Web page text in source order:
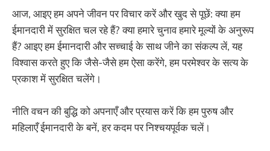
आज, आइए हम अपने जीवन पर विचार करें और खुद से पूछें: क्या हम
ईमानदारी में सुरक्षित चल रहे हैं? क्या हमारे चुनाव हमारे मूल्यों के अनुरूप
हैं? आइए हम ईमानदारी और सच्चाई के साथ जीने का संकल्प लें, यह
विश्वास करते हुए कि जैसे-जैसे हम ऐसा करेंगे, हम परमेश्वर के सत्य के
प्रकाश में सुरक्षित चलेंगे।
नीति वचन की बुद्धि को अपनाएँ और प्रयास करें कि हम पुरुष और
महिलाएँ ईमानदारी के बनें, हर कदम पर निश्चयपूर्वक चलें।